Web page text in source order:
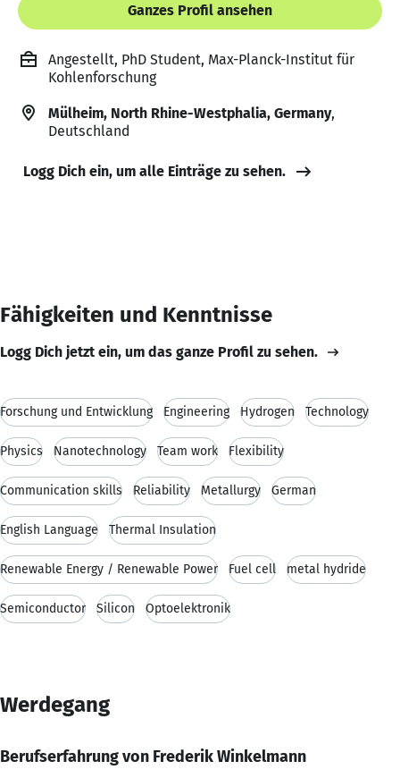
Ganzes Profil ansehen
Angestellt, PhD Student, Max-Planck-Institut für
Kohlenforschung
Mülheim, North Rhine-Westphalia, Germany,
Deutschland
Logg Dich ein, um alle Einträge zu sehen.
Fähigkeiten und Kenntnisse
Logg Dich jetzt ein, um das ganze Profil zu sehen.
Forschung und Entwicklung Engineering Hydrogen Technology
Physics Nanotechnology Team work Flexibility
Communication skills Reliability Metallurgy German
English Language Thermal Insulation
Renewable Energy / Renewable Power Fuel cell metal hydride
Semiconductor Silicon Optoelektronik
Werdegang
Berufserfahrung von Frederik Winkelmann